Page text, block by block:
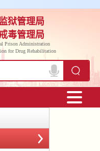
狱管理局
毒管理局
Prison Administration
for Drug Rehabilitation